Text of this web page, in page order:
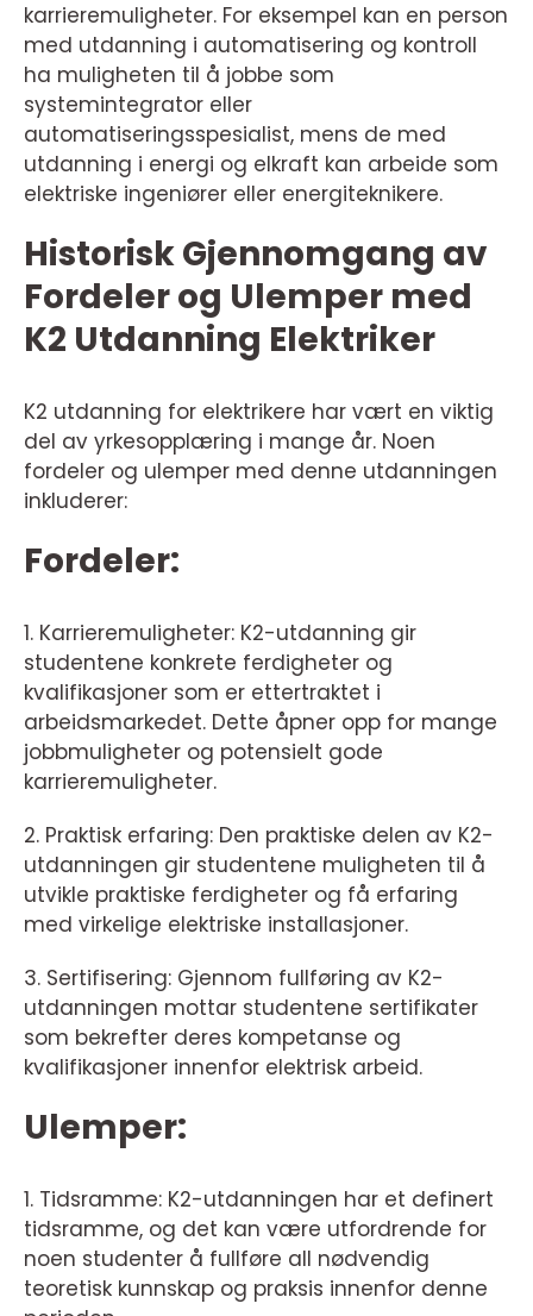
karrieremuligheter. For eksempel kan en person
med utdanning i automatisering og kontroll
ha muligheten til å jobbe som
systemintegrator eller
automatiseringsspesialist, mens de med
utdanning i energi og elkraft kan arbeide som
elektriske ingeniører eller energiteknikere.
Historisk Gjennomgang av
Fordeler og Ulemper med
K2 Utdanning Elektriker
K2 utdanning for elektrikere har vært en viktig
del av yrkesopplæring i mange år. Noen
fordeler og ulemper med denne utdanningen
inkluderer:
Fordeler:
1. Karrieremuligheter: K2-utdanning gir
studentene konkrete ferdigheter og
kvalifikasjoner som er ettertraktet i
arbeidsmarkedet. Dette åpner opp for mange
jobbmuligheter og potensielt gode
karrieremuligheter.
2. Praktisk erfaring: Den praktiske delen av K2-
utdanningen gir studentene muligheten til å
utvikle praktiske ferdigheter og få erfaring
med virkelige elektriske installasjoner.
3. Sertifisering: Gjennom fullføring av K2-
utdanningen mottar studentene sertifikater
som bekrefter deres kompetanse og
kvalifikasjoner innenfor elektrisk arbeid.
Ulemper:
1. Tidsramme: K2-utdanningen har et definert
tidsramme, og det kan være utfordrende for
noen studenter å fullføre all nødvendig
teoretisk kunnskap og praksis innenfor denne